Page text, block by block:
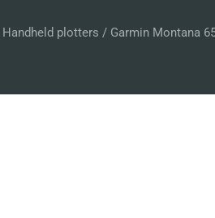
Handheld plotters / Garmin Montana